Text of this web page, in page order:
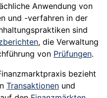
Anwendung von
und -verfahren in der
sind
, die Verwaltung
von Prüfungen.
bezieht
Transaktionen und